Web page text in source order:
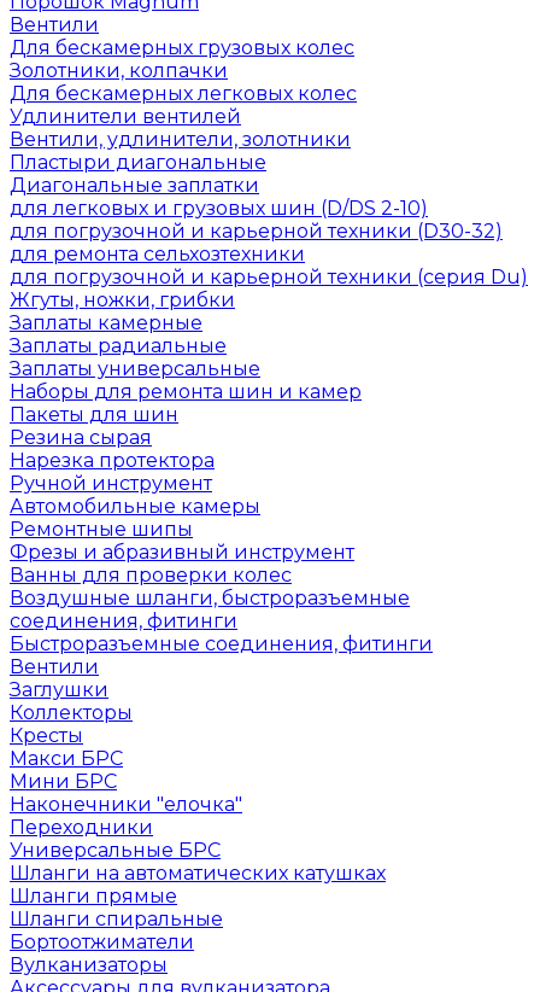
Вентили
Для бескамерных грузовых колес
Золотники, колпачки
Для бескамерных легковых колес
Удлинители вентилей
Вентили, удлинители, золотники
Пластыри диагональные
Диагональные заплатки
для легковых и грузовых шин (D/DS 2-10)
для погрузочной и карьерной техники (D30-32)
для ремонта сельхозтехники
для погрузочной и карьерной техники (серия Du)
Жгуты, ножки, грибки
Заплаты камерные
Заплаты радиальные
Заплаты универсальные
Наборы для ремонта шин и камер
Пакеты для шин
Резина сырая
Нарезка протектора
Ручной инструмент
Автомобильные камеры
Ремонтные шипы
Фрезы и абразивный инструмент
Ванны для проверки колес
Воздушные шланги, быстроразъемные
соединения, фитинги
Быстроразъемные соединения, фитинги
Вентили
Заглушки
Коллекторы
Кресты
Макси БРС
Мини БРС
Наконечники "елочка"
Переходники
Универсальные БРС
Шланги на автоматических катушках
Шланги прямые
Шланги спиральные
Бортоотжиматели
Вулканизаторы